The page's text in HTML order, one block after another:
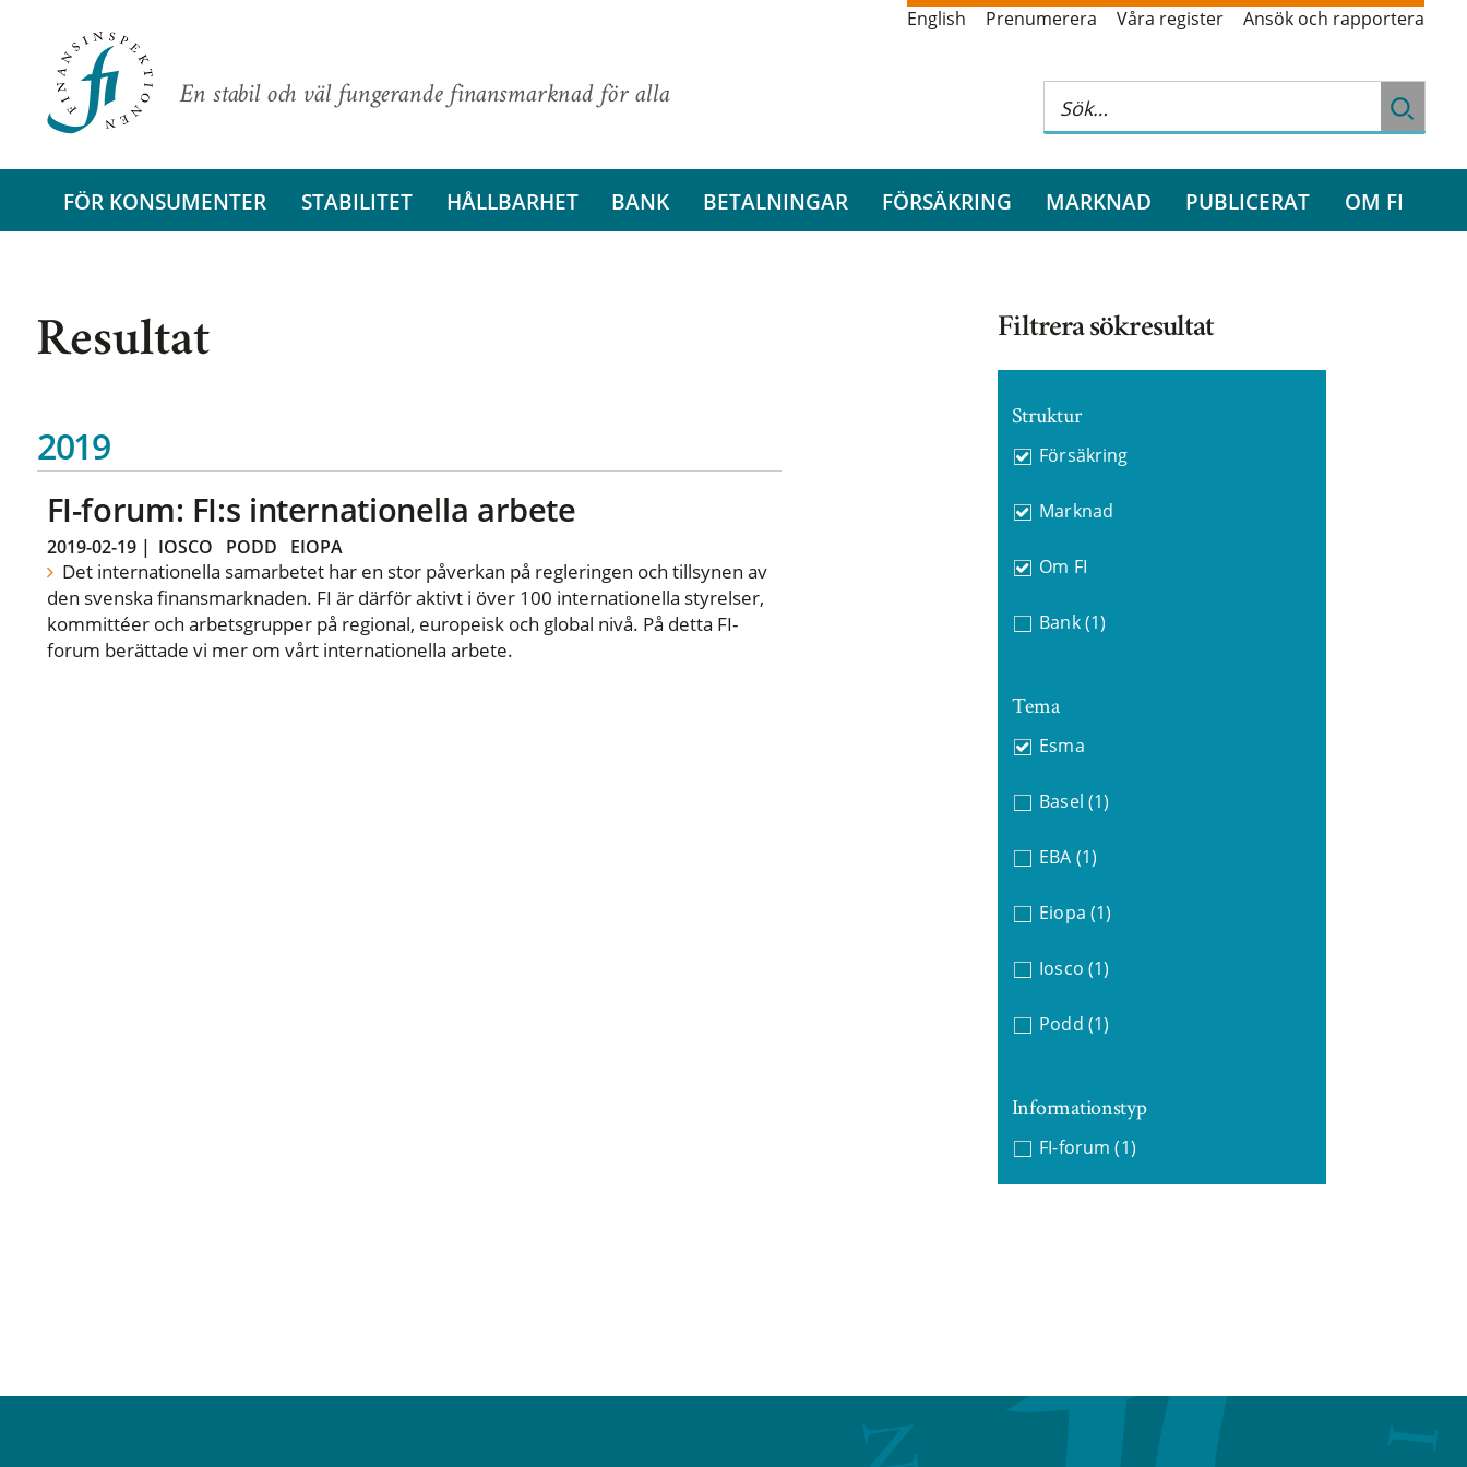
En stabil och väl fungerande finansmarknad för alla
English Prenumerera Våra register Ansök och rapportera
FÖR KONSUMENTER STABILITET HÅLLBARHET BANK BETALNINGAR FÖRSÄKRING MARKNAD PUBLICERAT OM FI
Resultat
2019
FI-forum: FI:s internationella arbete
2019-02-19| IOSCO PODD EIOPA
Det internationella samarbetet har en stor påverkan på regleringen och tillsynen av
den svenska finansmarknaden. FI är därför aktivt i över 100 internationella styrelser,
kommittéer och arbetsgrupper på regional, europeisk och global nivå. På detta FI-
forum berättade vi mer om vårt internationella arbete.
Filtrera sökresultat
Struktur
Försäkring
Marknad
Om FI
Bank (1)
Tema
Esma
Basel (1)
EBA (1)
Eiopa (1)
Iosco (1)
Podd (1)
Informationstyp
FI-forum (1)